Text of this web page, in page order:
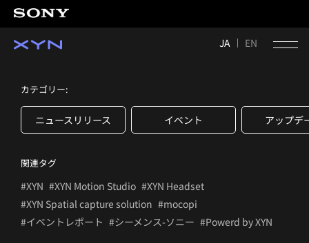
JA EN
カテゴリー:
ニュースリリース イベント アップデ
関連タグ
#XYN #XYN Motion Studio #XYN Headset
#XYN Spatial capture solution #mocopi
#イベントレポート #シーメンス-ソニー #Powerd by XYN